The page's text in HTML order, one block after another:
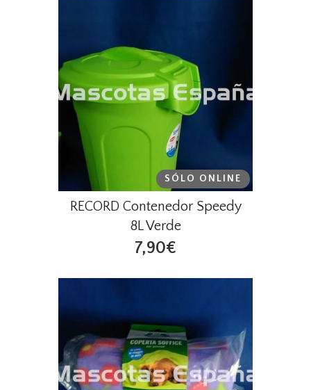
SÓLO ONLINE
RECORD Contenedor Speedy
8L Verde
7,90€